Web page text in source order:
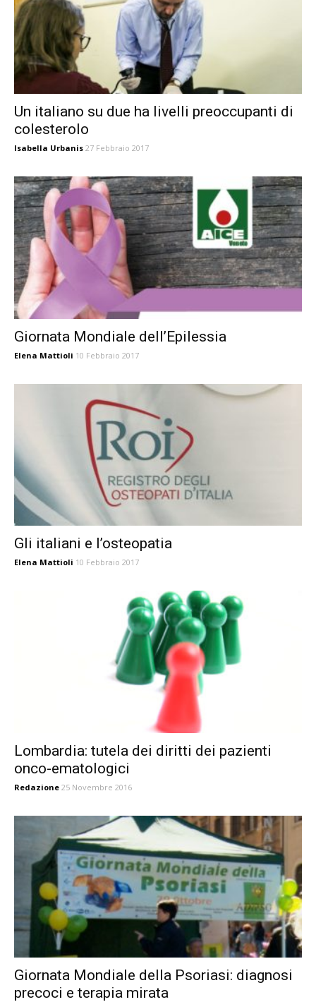
Un italiano su due ha livelli preoccupanti di
colesterolo
Isabella Urbanis 27 Febbraio 2017
Giornata Mondiale dell’Epilessia
Elena Mattioli 10 Febbraio 2017
Gli italiani e l’osteopatia
Elena Mattioli 10 Febbraio 2017
Lombardia: tutela dei diritti dei pazienti
onco-ematologici
Redazione 25 Novembre 2016
Giornata Mondiale della Psoriasi: diagnosi
precoci e terapia mirata